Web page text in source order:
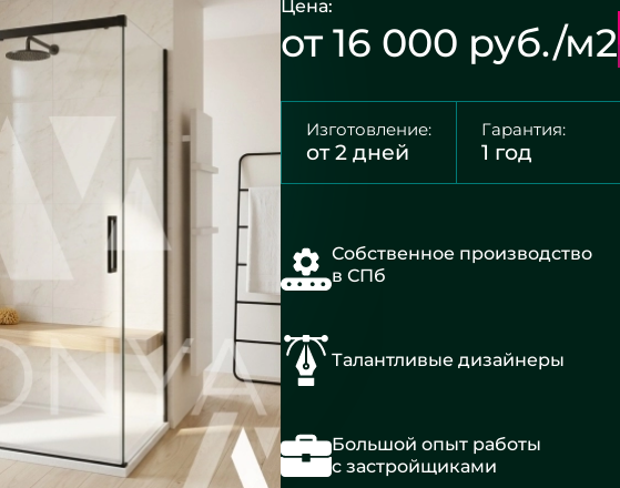
Цена:
от 16 000 руб./м2
Изготовление:
от 2 дней
Гарантия:
1 год
Собственное производство
в СПб
Талантливые дизайнеры
Большой опыт работы
с застройщиками